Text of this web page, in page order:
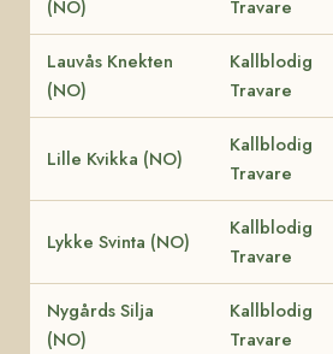
(NO)
Travare
Lauvås Knekten
(NO)
Kallblodig
Travare
Lille Kvikka (NO)
Kallblodig
Travare
Lykke Svinta (NO)
Kallblodig
Travare
Nygårds Silja
(NO)
Kallblodig
Travare